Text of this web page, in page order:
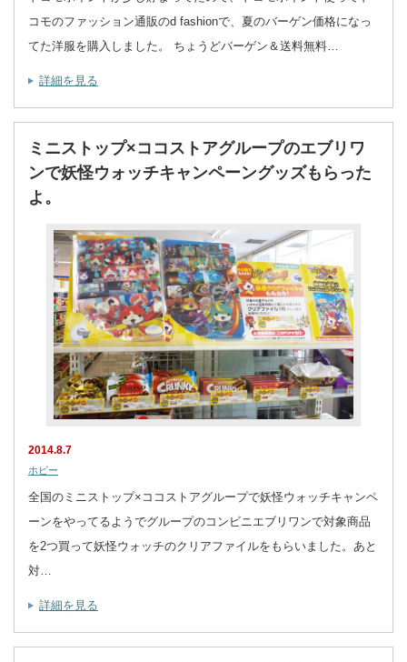
コモのファッション通販のd fashionで、夏のバーゲン価格になっ
てた洋服を購入しました。 ちょうどバーゲン＆送料無料…
詳細を見る
ミニストップ×ココストアグループのエブリワ
ンで妖怪ウォッチキャンペーングッズもらった
よ。
2014.8.7
ホビー
全国のミニストップ×ココストアグループで妖怪ウォッチキャンペ
ーンをやってるようでグループのコンビニエブリワンで対象商品
を2つ買って妖怪ウォッチのクリアファイルをもらいました。あと
対…
詳細を見る